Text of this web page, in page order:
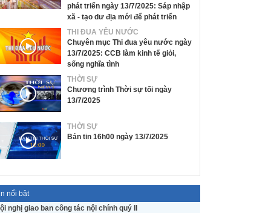
phát triển ngày 13/7/2025: Sáp nhập
xã - tạo dư địa mới để phát triển
THI ĐUA YÊU NƯỚC
Chuyên mục Thi đua yêu nước ngày
13/7/2025: CCB làm kinh tế giỏi,
sống nghĩa tình
THỜI SỰ
Chương trình Thời sự tối ngày
13/7/2025
THỜI SỰ
Bản tin 16h00 ngày 13/7/2025
nổi bật
nghị giao ban công tác nội chính quý II